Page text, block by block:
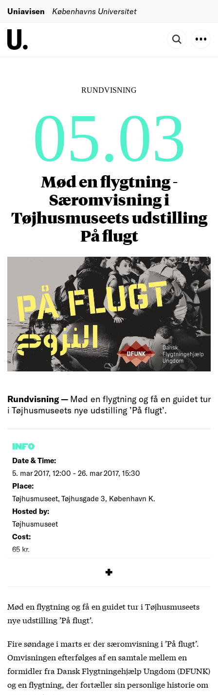
Uniavisen Københavns Universitet
RUNDVISNING
05.03
Mød en flygtning -
Særomvisning i
Tøjhusmuseets udstilling
På flugt
Rundvisning — Mød en flygtning og få en guidet tur
i Tøjhusmuseets nye udstilling ’På flugt’.
INFO
Date & Time:
5. mar 2017, 12:00 - 26. mar 2017, 15:30
Place:
Tøjhusmuseet, Tøjhusgade 3, København K.
Hosted by:
Tøjhusmuseet
Cost:
65 kr.
Mød en flygtning og få en guidet tur i Tøjhusmuseets
nye udstilling ’På flugt’.
Fire søndage i marts er der særomvisning i ’På flugt’.
Omvisningen efterfølges af en samtale mellem en
formidler fra Dansk Flygtningehjælp Ungdom (DFUNK)
og en flygtning, der fortæller sin personlige historie om